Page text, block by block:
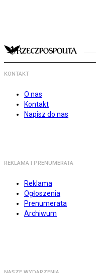
KONTAKT
O nas
Kontakt
Napisz do nas
REKLAMA I PRENUMERATA
Reklama
Ogłoszenia
Prenumerata
Archiwum